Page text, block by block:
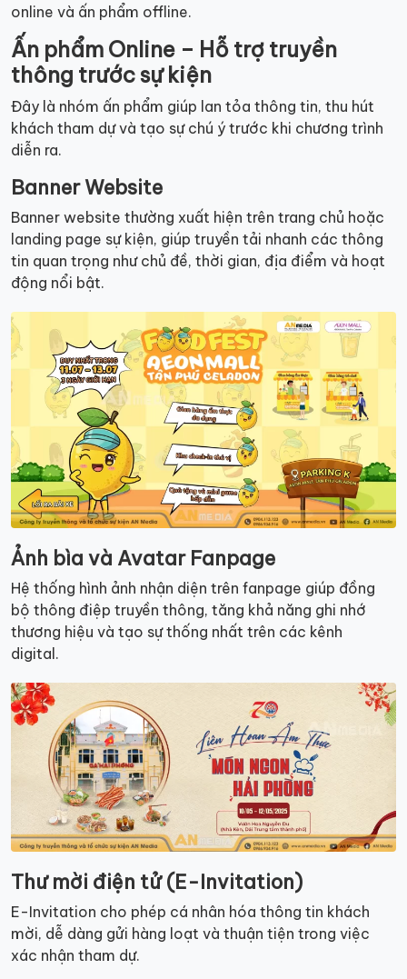
online và ấn phẩm offline.
Ấn phẩm Online – Hỗ trợ truyền
thông trước sự kiện
Đây là nhóm ấn phẩm giúp lan tỏa thông tin, thu hút
khách tham dự và tạo sự chú ý trước khi chương trình
diễn ra.
Banner Website
Banner website thường xuất hiện trên trang chủ hoặc
landing page sự kiện, giúp truyền tải nhanh các thông
tin quan trọng như chủ đề, thời gian, địa điểm và hoạt
động nổi bật.
Ảnh bìa và Avatar Fanpage
Hệ thống hình ảnh nhận diện trên fanpage giúp đồng
bộ thông điệp truyền thông, tăng khả năng ghi nhớ
thương hiệu và tạo sự thống nhất trên các kênh
digital.
Thư mời điện tử (E-Invitation)
E-Invitation cho phép cá nhân hóa thông tin khách
mời, dễ dàng gửi hàng loạt và thuận tiện trong việc
xác nhận tham dự.